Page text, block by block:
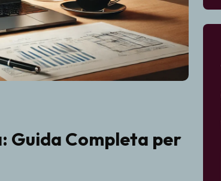
Guida Completa per